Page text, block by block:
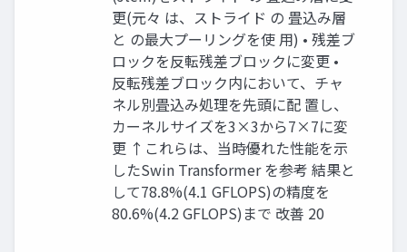
更(元々 は、ストライド の 畳込み層
と の最大プーリングを使 用) • 残差ブ
ロックを反転残差ブロックに変更 •
反転残差ブロック内において、チャ
ネル別畳込み処理を先頭に配 置し、
カーネルサイズを3×3から7×7に変
更 ↑これらは、当時優れた性能を示
したSwin Transformer を参考 結果と
して78.8%(4.1 GFLOPS)の精度を
80.6%(4.2 GFLOPS)まで 改善 20